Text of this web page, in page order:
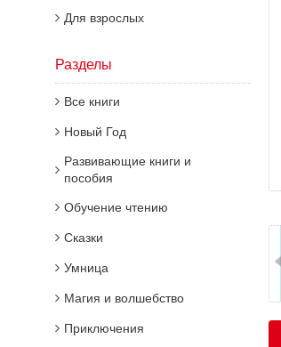
Для взрослых
Разделы
Все книги
Новый Год
Развивающие книги и
пособия
Обучение чтению
Сказки
Умница
Магия и волшебство
Приключения